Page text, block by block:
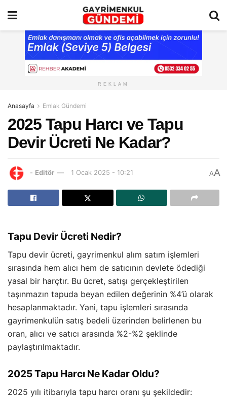
REKLAM
Anasayfa Emlak Gündemi
2025 Tapu Harcı ve Tapu
Devir Ücreti Ne Kadar?
- Editör 1 Ocak 2025 - 10:21 AA
Tapu Devir Ücreti Nedir?
Tapu devir ücreti, gayrimenkul alım satım işlemleri
sırasında hem alıcı hem de satıcının devlete ödediği
yasal bir harçtır. Bu ücret, satışı gerçekleştirilen
taşınmazın tapuda beyan edilen değerinin %4’ü olarak
hesaplanmaktadır. Yani, tapu işlemleri sırasında
gayrimenkulün satış bedeli üzerinden belirlenen bu
oran, alıcı ve satıcı arasında %2-%2 şeklinde
paylaştırılmaktadır.
2025 Tapu Harcı Ne Kadar Oldu?
2025 yılı itibarıyla tapu harcı oranı şu şekildedir: